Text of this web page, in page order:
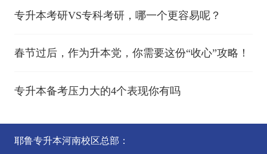
专升本考研VS专科考研，哪一个更容易呢？
春节过后，作为升本党，你需要这份“收心”攻略！
专升本备考压力大的4个表现你有吗
耶鲁专升本河南校区总部：